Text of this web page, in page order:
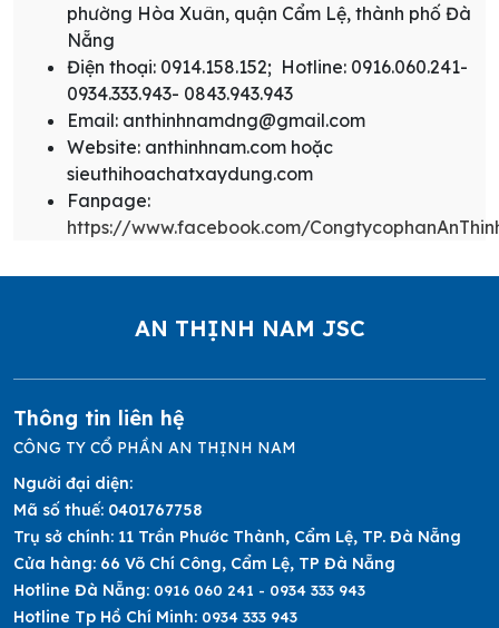
phường Hòa Xuân, quận Cẩm Lệ, thành phố Đà
Nẵng
Điện thoại: 0914.158.152; Hotline: 0916.060.241-
0934.333.943- 0843.943.943
Email: anthinhnamdng@gmail.com
Website: anthinhnam.com hoặc
sieuthihoachatxaydung.com
Fanpage:
https://www.facebook.com/
AN THỊNH NAM JSC
Thông tin liên hệ
CÔNG TY CỔ PHẦN AN THỊNH NAM
Người đại diện:
Mã số thuế: 0401767758
Trụ sở chính: 11 Trần Phước Thành, Cẩm Lệ, TP. Đà Nẵng
Cửa hàng: 66 Võ Chí Công, Cẩm Lệ, TP Đà Nẵng
Hotline Đà Nẵng: 0916 060 241 - 0934 333 943
Hotline Tp Hồ Chí Minh: 0934 333 943